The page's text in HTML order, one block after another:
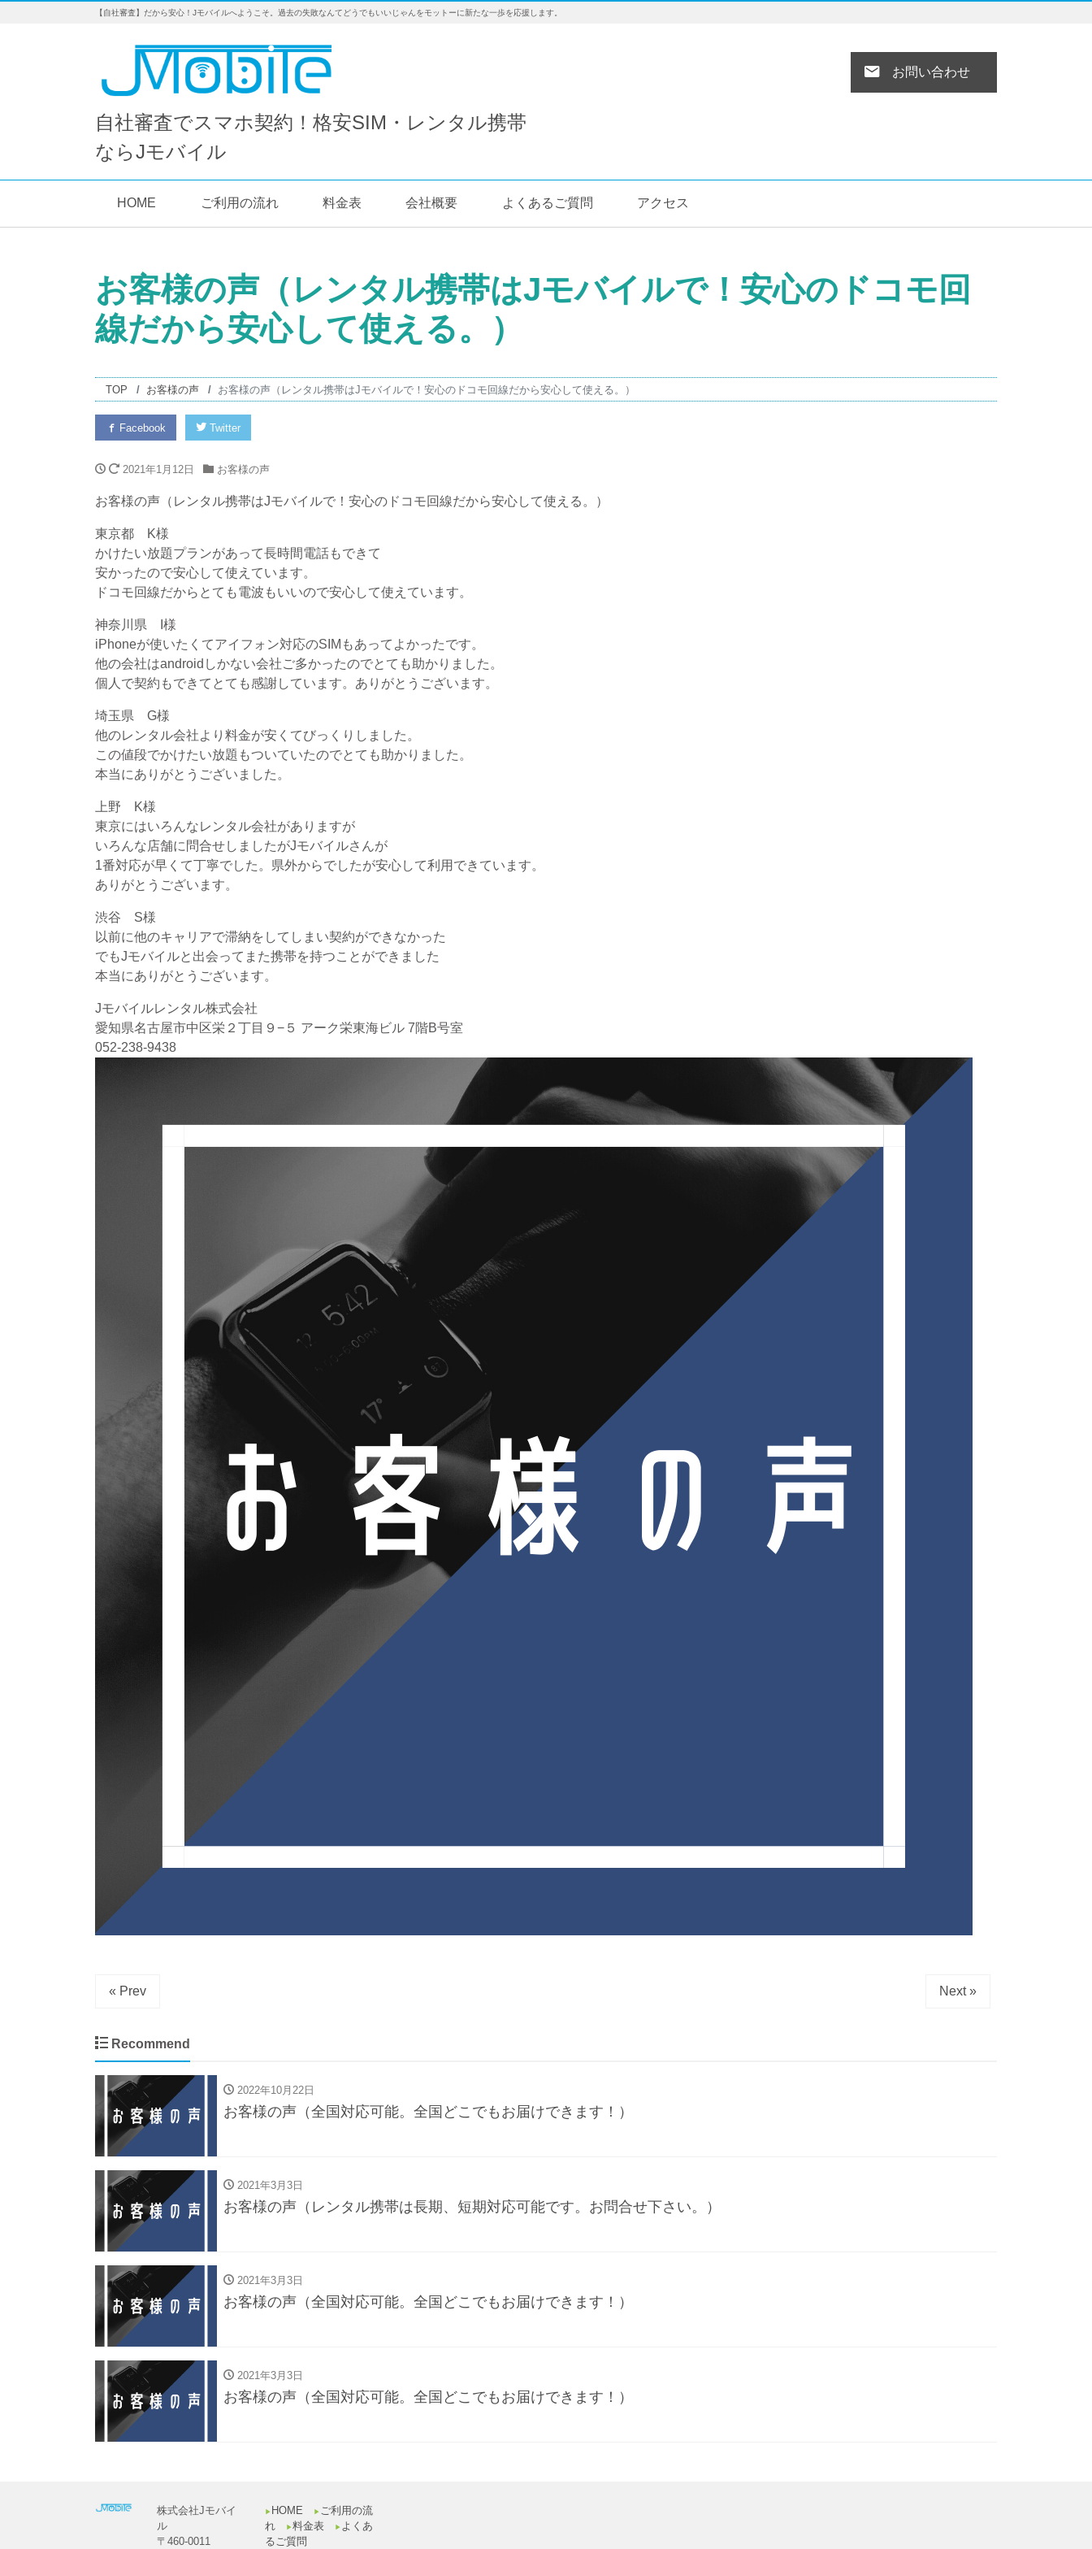
【自社審査】だから安心！Jモバイルへようこそ。過去の失敗なんてどうでもいいじゃんをモットーに新たな一歩を応援します。
お問い合わせ
自社審査でスマホ契約！格安SIM・レンタル携帯
ならJモバイル
HOME ご利用の流れ 料金表 会社概要 よくあるご質問 アクセス
お客様の声（レンタル携帯はJモバイルで！安心のドコモ回
線だから安心して使える。）
TOP お客様の声 お客様の声（レンタル携帯はJモバイルで！安心のドコモ回線だから安心して使える。）
Facebook Twitter
2021年1月12日 お客様の声
お客様の声（レンタル携帯はJモバイルで！安心のドコモ回線だから安心して使える。）
東京都 K様
かけたい放題プランがあって長時間電話もできて
安かったので安心して使えています。
ドコモ回線だからとても電波もいいので安心して使えています。
神奈川県 I様
iPhoneが使いたくてアイフォン対応のSIMもあってよかったです。
他の会社はandroidしかない会社ご多かったのでとても助かりました。
個人で契約もできてとても感謝しています。ありがとうございます。
埼玉県 G様
他のレンタル会社より料金が安くてびっくりしました。
この値段でかけたい放題もついていたのでとても助かりました。
本当にありがとうございました。
上野 K様
東京にはいろんなレンタル会社がありますが
いろんな店舗に問合せしましたがJモバイルさんが
1番対応が早くて丁寧でした。県外からでしたが安心して利用できています。
ありがとうございます。
渋谷 S様
以前に他のキャリアで滞納をしてしまい契約ができなかった
でもJモバイルと出会ってまた携帯を持つことができました
本当にありがとうございます。
Jモバイルレンタル株式会社
愛知県名古屋市中区栄２丁目９−５ アーク栄東海ビル 7階B号室
052-238-9438
« Prev Next »
Recommend
2022年10月22日
お客様の声（全国対応可能。全国どこでもお届けできます！）
2021年3月3日
お客様の声（レンタル携帯は長期、短期対応可能です。お問合せ下さい。）
2021年3月3日
お客様の声（全国対応可能。全国どこでもお届けできます！）
2021年3月3日
お客様の声（全国対応可能。全国どこでもお届けできます！）
株式会社Jモバイ
ル
〒460-0011
▶︎ HOME ▶︎ ご利用の流
れ
▶︎ 料金表 ▶︎ よくあ
るご質問